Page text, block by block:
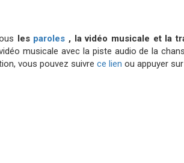
les paroles , la vidéo musicale et la
musicale avec la piste audio de la
vous pouvez suivre ce lien ou appuyer